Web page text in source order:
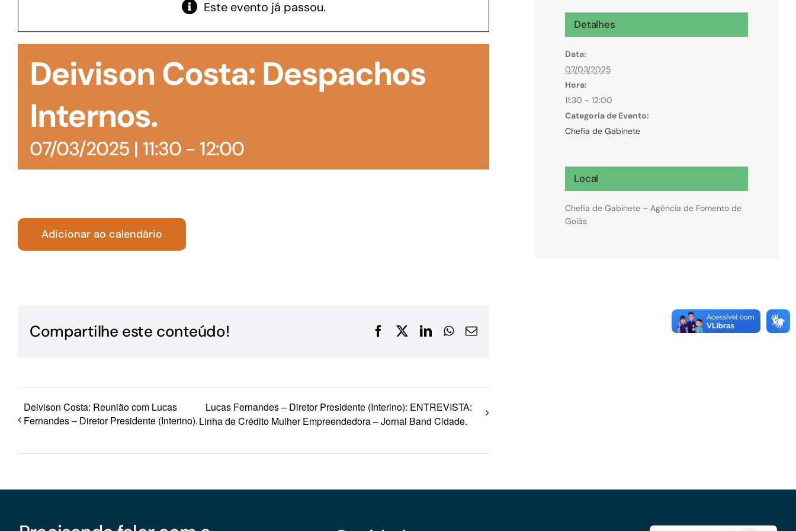
manutenção de estoques e despesas operacionais
realizar obras, dentre outros serviços
Microcrédito
Para MEI, microempresas e pessoas físicas
(feirantes e transportes)
Turismo
Este evento já passou.
Deivison Costa: Despachos
Internos.
07/03/2025 | 11:30- 12:00
Adicionar ao calendário
Compartilhe este conteúdo! FacebookLinkedInWhatsApp
E-
Deivison Costa: Reunião com Lucas
Fernandes – Diretor Presidente (Interino).
Lucas Fernandes – Diretor Presidente (Interino): ENTREVISTA:
Linha de Crédito Mulher Empreendedora – Jornal Band Cidade.
Detalhes
Data:
07/03/2025
Hora:
11:30 - 12:00
Categoria de Evento:
Chefia de Gabinete
Local
Chefia de Gabinete – Agência de Fomento de
Goiás